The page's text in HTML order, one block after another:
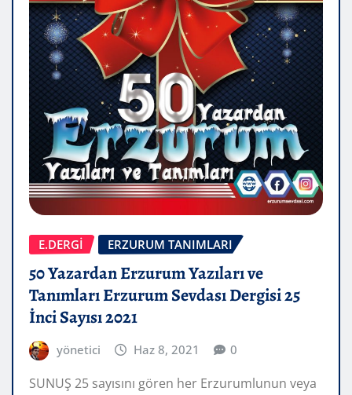
E.DERGİ ERZURUM TANIMLARI
50 Yazardan Erzurum Yazıları ve
Tanımları Erzurum Sevdası Dergisi 25
İnci Sayısı 2021
yönetici Haz 8, 2021 0
SUNUŞ 25 sayısını gören her Erzurumlunun veya